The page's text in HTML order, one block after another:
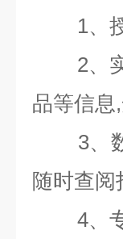
1、
2、
品等信息,
3、
随时查阅
4、